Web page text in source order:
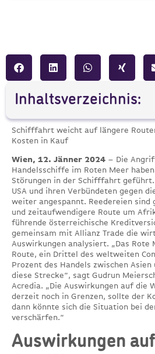
Schifffahrt weicht auf längere
Kosten in Kauf
Wien, 12. Jänner 2024 – Die
Handelsschiffe im Roten Meer
Störungen in der Schifffahrt
USA und ihren Verbündeten gegen
weiter angespannt. Reedereien sind
und zeitaufwendigere Route um
führende österreichische
gemeinsam mit Allianz Trade die
Auswirkungen analysiert. „Das
Route, ein Drittel des weltweiten
Prozent des Handels zwischen
diese Strecke“, sagt Gudrun
Acredia. „Die Auswirkungen auf die
derzeit noch in Grenzen, sollte der
dann könnte sich die Situation bei
verschärfen.“
Auswirkungen
Inhaltsverzeichnis: